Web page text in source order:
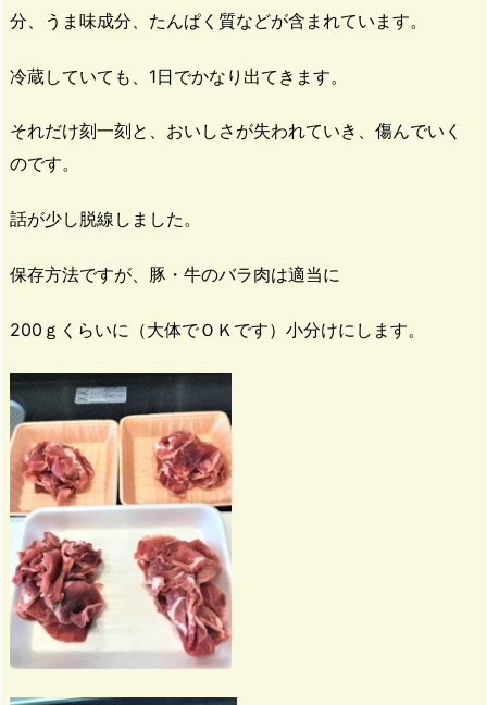
分、うま味成分、たんぱく質などが含まれています。
冷蔵していても、1日でかなり出てきます。
それだけ刻一刻と、おいしさが失われていき、傷んでいく
のです。
話が少し脱線しました。
保存方法ですが、豚・牛のバラ肉は適当に
200ｇくらいに（大体でＯＫです）小分けにします。